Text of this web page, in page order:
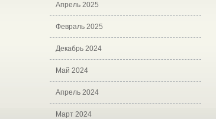
Апрель 2025
Февраль 2025
Декабрь 2024
Май 2024
Апрель 2024
Март 2024